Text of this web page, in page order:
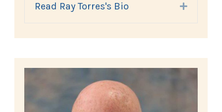
Read Ray Torres's Bio Expand